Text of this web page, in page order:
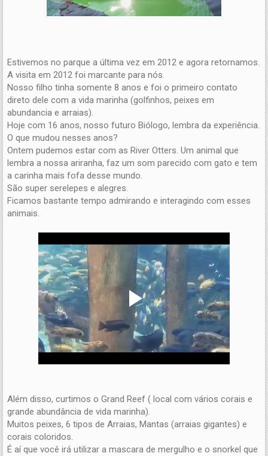
Estivemos no parque a última vez em 2012 e agora retornamos.
A visita em 2012 foi marcante para nós.
Nosso filho tinha somente 8 anos e foi o primeiro contato
direto dele com a vida marinha (golfinhos, peixes em
abundancia e arraias).
Hoje com 16 anos, nosso futuro Biólogo, lembra da experiência.
O que mudou nesses anos?
Ontem pudemos estar com as River Otters. Um animal que
lembra a nossa ariranha, faz um som parecido com gato e tem
a carinha mais fofa desse mundo.
São super serelepes e alegres.
Ficamos bastante tempo admirando e interagindo com esses
animais.
Além disso, curtimos o Grand Reef ( local com vários corais e
grande abundância de vida marinha).
Muitos peixes, 6 tipos de Arraias, Mantas (arraias gigantes) e
corais coloridos.
É aí que você irá utilizar a mascara de mergulho e o snorkel que